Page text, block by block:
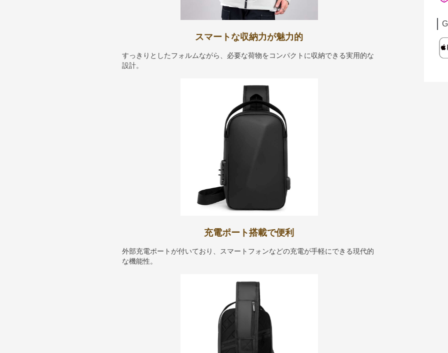
スマートな収納力が魅力的
すっきりとしたフォルムながら、必要な荷物をコンパクトに収納できる実用的な
設計。
充電ポート搭載で便利
外部充電ポートが付いており、スマートフォンなどの充電が手軽にできる現代的
な機能性。